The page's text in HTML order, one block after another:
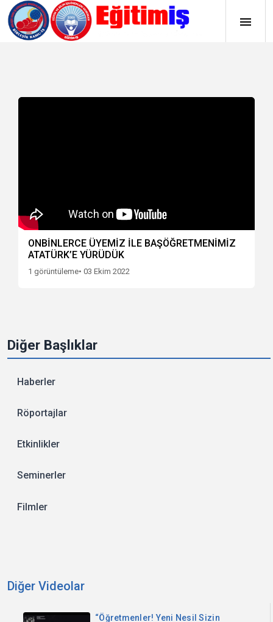
Diğer Başlıklar
Haberler
Röportajlar
Etkinlikler
Seminerler
Filmler
Diğer Videolar
“Öğretmenler! Yeni Nesil Sizin
ONBİNLERCE ÜYEMİZ İLE BAŞÖĞRETMENİMİZ
ATATÜRK’E YÜRÜDÜK
1 görüntüleme• 03 Ekim 2022